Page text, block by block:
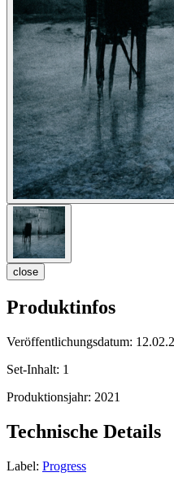
close
Produktinfos
Veröffentlichungsdatum:
Set-Inhalt: 1
Produktionsjahr: 2021
Technische Details
Label: Progress